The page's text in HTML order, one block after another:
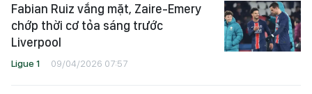
Fabian Ruiz vắng mặt, Zaire-Emery
chớp thời cơ tỏa sáng trước
Liverpool
Ligue 1 09/04/2026 07:57